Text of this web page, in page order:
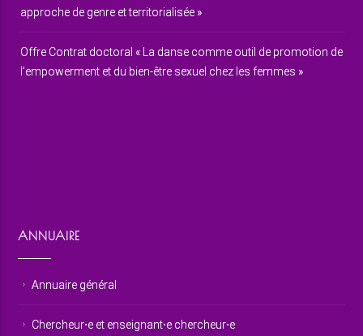
approche de genre et territorialisée »
Offre Contrat doctoral « La danse comme outil de promotion de
l’empowerment et du bien-être sexuel chez les femmes »
ANNUAIRE
Annuaire général
Chercheur⋅e et enseignant⋅e chercheur⋅e